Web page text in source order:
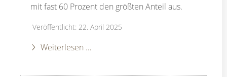
mit fast 60 Prozent den größten Anteil aus.
Veröffentlicht: 22. April 2025
Weiterlesen …